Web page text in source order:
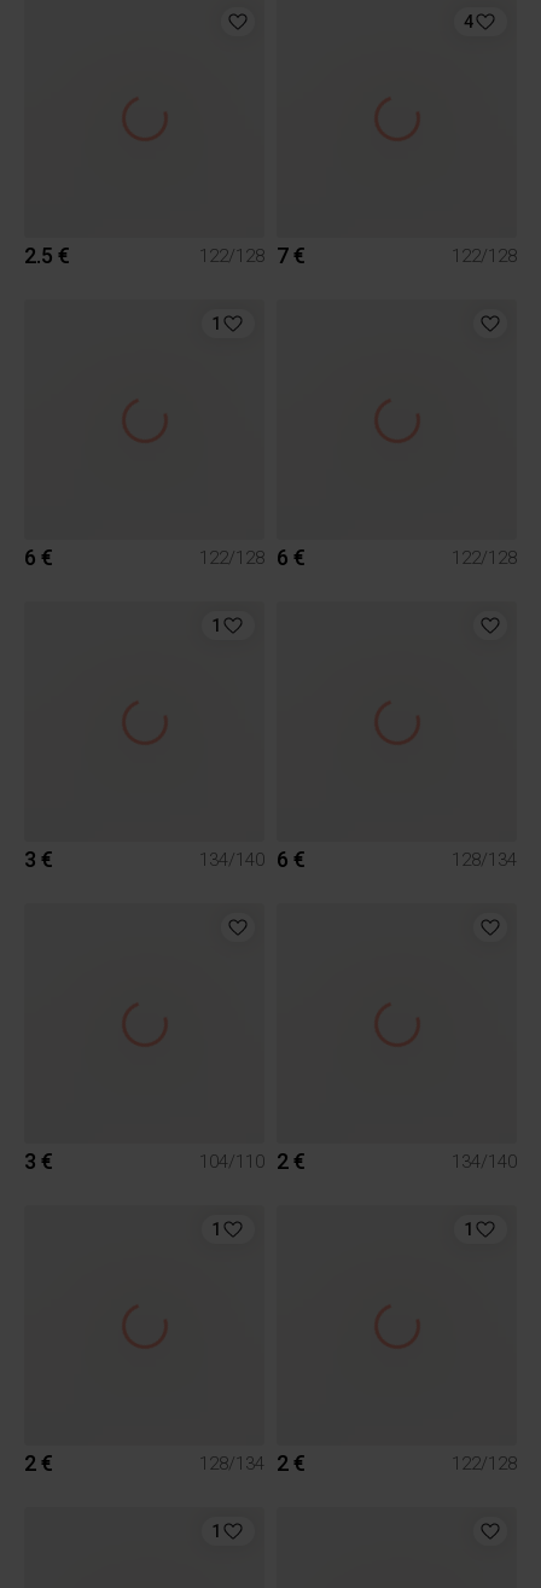
2.5 € 122/128
4
7 € 122/128
1
6 € 122/128 6 € 122/128
1
3 € 134/140 6 € 128/134
3 € 104/110 2 € 134/140
1
2 € 128/134
1
2 € 122/128
1